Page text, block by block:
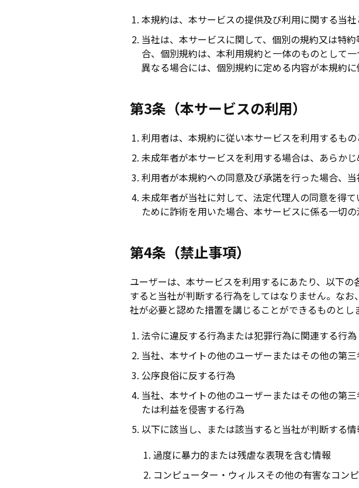
本規約は、本サービスの提供及び利用に関する当
当社は、本サービスに関して、個別の規約又は特
合、個別規約は、本利用規約と一体のものとして
異なる場合には、個別規約に定める内容が本規約に
第3条（本サービスの利用）
利用者は、本規約に従い本サービスを利用するもの
未成年者が本サービスを利用する場合は、あらか
利用者が本規約への同意及び承諾を行った場合、
未成年者が当社に対して、法定代理人の同意を得
ために詐術を用いた場合、本サービスに係る一切
第4条（禁止事項）
ユーザーは、本サービスを利用するにあたり、以下
すると当社が判断する行為をしてはなりません。な
社が必要と認めた措置を講じることができるものとし
法令に違反する行為または犯罪行為に関連する行為
当社、本サイトの他のユーザーまたはその他の第
公序良俗に反する行為
当社、本サイトの他のユーザーまたはその他の第
たは利益を侵害する行為
以下に該当し、または該当すると当社が判断する
過度に暴力的または残虐な表現を含む情報
コンピューター・ウィルスその他の有害なコン